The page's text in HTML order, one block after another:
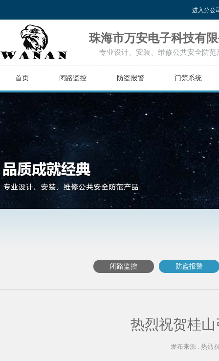
进入分公
珠海市万安电子科技有
专业设计、安装、维修公共安全防范
首页 闭路监控 防盗报警 门禁系统
闭路监控 防盗报警
热烈祝贺桂
发布来源 : 热烈